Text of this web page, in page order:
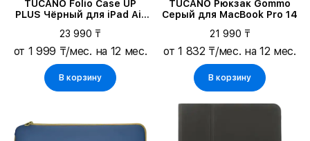
TUCANO Folio Case UP
PLUS Чёрный для iPad Air
23 990 ₸
от 1 999 ₸/мес. на 12 мес.
В корзину
TUCANO Рюкзак Gommo
Серый для MacBook Pro 14
21 990 ₸
от 1 832 ₸/мес. на 12 мес.
В корзину